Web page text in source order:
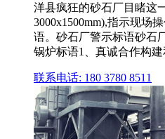
洋县疯狂的砂石厂目睹这
3000x1500mm),指示现场
语。砂石厂警示标语砂石
锅炉标语1、真诚合作构
联系电话: 180 3780 8511